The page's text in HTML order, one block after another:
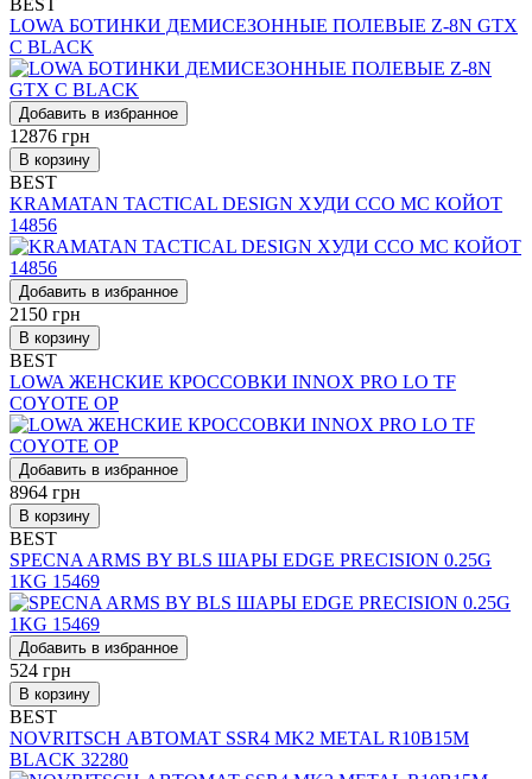
BEST
LOWA БОТИНКИ ДЕМИСЕЗОННЫЕ ПОЛЕВЫЕ Z-8N GTX
C BLACK
Добавить в избранное
12876 грн
В корзину
BEST
KRAMATAN TACTICAL DESIGN ХУДИ ССО МС КОЙОТ
14856
Добавить в избранное
2150 грн
В корзину
BEST
LOWA ЖЕНСКИЕ КРОССОВКИ INNOX PRO LO TF
COYOTE OP
Добавить в избранное
8964 грн
В корзину
BEST
SPECNA ARMS BY BLS ШАРЫ EDGE PRECISION 0.25G
1KG 15469
Добавить в избранное
524 грн
В корзину
BEST
NOVRITSCH АВТОМАТ SSR4 MK2 METAL R10B15M
BLACK 32280